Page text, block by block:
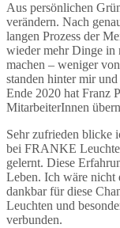
Aus persönlichen
verändern. Nach
langen Prozess der
wieder mehr Dinge in
machen – weniger
standen hinter mir
Ende 2020 hat Franz
MitarbeiterInnen
Sehr zufrieden blicke
bei FRANKE
gelernt. Diese
Leben. Ich wäre nicht
dankbar für diese
Leuchten und
verbunden.